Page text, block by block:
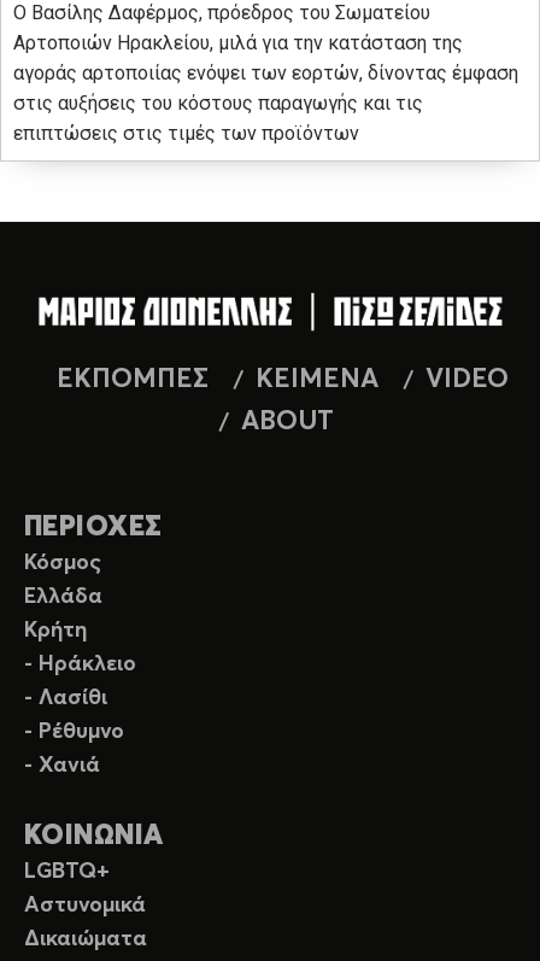
Ο Βασίλης Δαφέρμος, πρόεδρος του Σωματείου
Αρτοποιών Ηρακλείου, μιλά για την κατάσταση της
αγοράς αρτοποιίας ενόψει των εορτών, δίνοντας έμφαση
στις αυξήσεις του κόστους παραγωγής και τις
επιπτώσεις στις τιμές των προϊόντων
ΕΚΠΟΜΠΕΣ ΚΕΙΜΕΝΑ
VIDEO
ABOUT
ΠΕΡΙΟΧΕΣ
Κόσμος
Ελλάδα
Κρήτη
- Ηράκλειο
- Λασίθι
- Ρέθυμνο
- Χανιά
ΚΟΙΝΩΝΙΑ
LGBTQ+
Αστυνομικά
Δικαιώματα